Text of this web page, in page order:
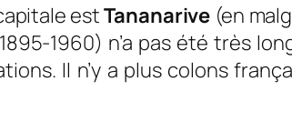
estTananarive (en
1960) n’a pas été très
Il n’y a plus colons